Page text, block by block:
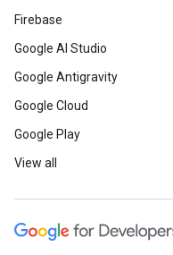
Firebase
Google AI Studio
Google Antigravity
Google Cloud
Google Play
View all